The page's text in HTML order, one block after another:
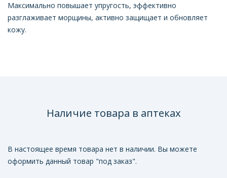
Максимально повышает упругость, эффективно
разглаживает морщины, активно защищает и обновляет
кожу.
Наличие товара в аптеках
В настоящее время товара нет в наличии. Вы можете
оформить данный товар "под заказ".